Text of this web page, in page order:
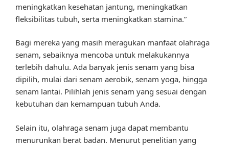
meningkatkan kesehatan jantung, meningkatkan
fleksibilitas tubuh, serta meningkatkan stamina.”
Bagi mereka yang masih meragukan manfaat olahraga
senam, sebaiknya mencoba untuk melakukannya
terlebih dahulu. Ada banyak jenis senam yang bisa
dipilih, mulai dari senam aerobik, senam yoga, hingga
senam lantai. Pilihlah jenis senam yang sesuai dengan
kebutuhan dan kemampuan tubuh Anda.
Selain itu, olahraga senam juga dapat membantu
menurunkan berat badan. Menurut penelitian yang